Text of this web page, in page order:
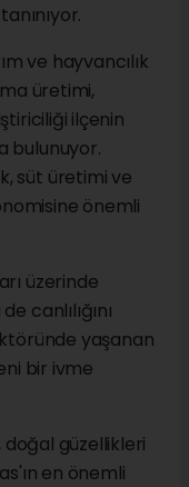
ve hayvancılık
üretimi,
ilçenin
bulunuyor.
süt üretimi ve
önemli
üzerinde
canlılığını
yaşanan
bir ivme
doğal güzellikleri
en önemli